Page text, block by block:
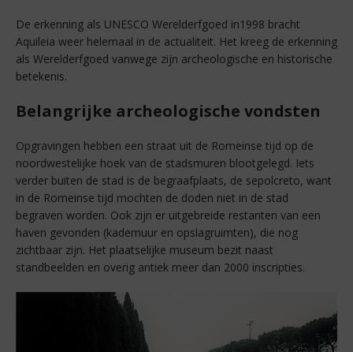
De erkenning als UNESCO Werelderfgoed in1998 bracht
Aquileia weer helemaal in de actualiteit. Het kreeg de erkenning
als Werelderfgoed vanwege zijn archeologische en historische
betekenis.
Belangrijke archeologische vondsten
Opgravingen hebben een straat uit de Romeinse tijd op de
noordwestelijke hoek van de stadsmuren blootgelegd. Iets
verder buiten de stad is de begraafplaats, de sepolcreto, want
in de Romeinse tijd mochten de doden niet in de stad
begraven worden. Ook zijn er uitgebreide restanten van een
haven gevonden (kademuur en opslagruimten), die nog
zichtbaar zijn. Het plaatselijke museum bezit naast
standbeelden en overig antiek meer dan 2000 inscripties.